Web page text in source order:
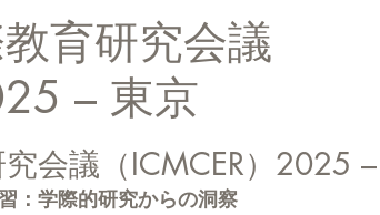
レミアム）
育研究会議
– 東京
会議（ICMCER）2025
：学際的研究からの洞察